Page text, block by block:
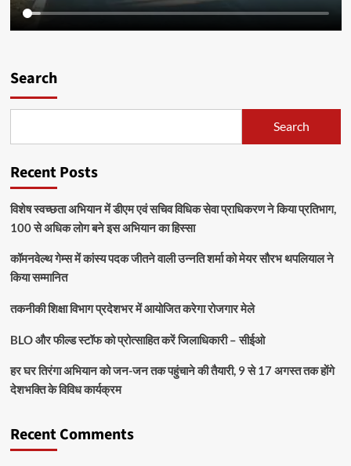
Search
Search
Recent Posts
विशेष स्वच्छता अभियान में डीएम एवं सचिव विधिक सेवा प्राधिकरण ने किया प्रतिभाग,
100 से अधिक लोग बने इस अभियान का हिस्सा
कॉमनवेल्थ गेम्स में कांस्य पदक जीतने वाली उन्नति शर्मा को मेयर सौरभ थपलियाल ने
किया सम्मानित
तकनीकी शिक्षा विभाग प्रदेशभर में आयोजित करेगा रोजगार मेले
BLO और फील्ड स्टॉफ को प्रोत्साहित करें जिलाधिकारी – सीईओ
हर घर तिरंगा अभियान को जन-जन तक पहुंचाने की तैयारी, 9 से 17 अगस्त तक होंगे
देशभक्ति के विविध कार्यक्रम
Recent Comments